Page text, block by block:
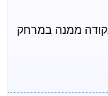
ממנה במרחק